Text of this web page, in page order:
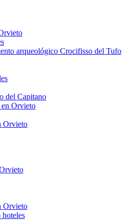
arqueológico Crocifisso del Tufo
del Capitano
en Orvieto
Orvieto
Orvieto